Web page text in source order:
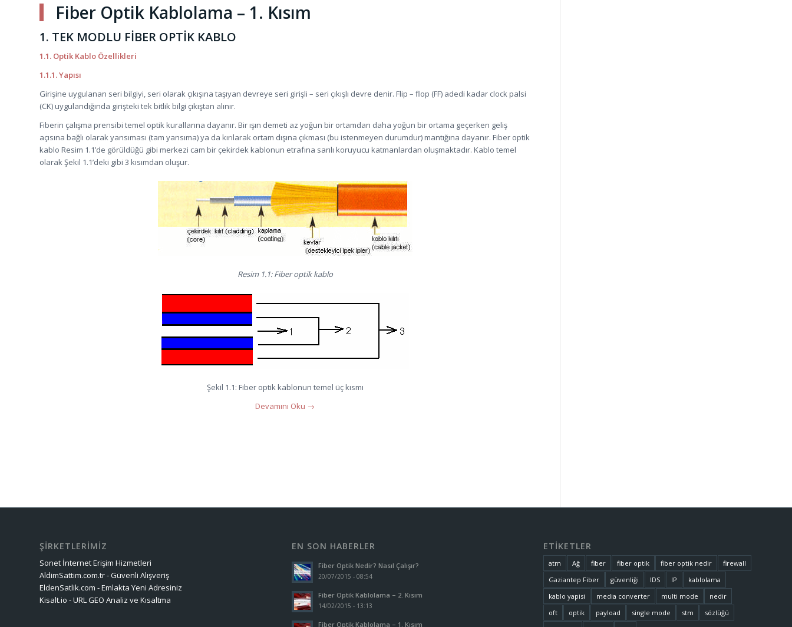
Fiber Optik Kablolama – 1. Kısım
1. TEK MODLU FİBER OPTİK KABLO
1.1. Optik Kablo Özellikleri
1.1.1. Yapısı
Girişine uygulanan seri bilgiyi, seri olarak çıkışına taşıyan devreye seri girişli – seri çıkışlı devre denir. Flip – flop (FF) adedi kadar clock palsi
(CK) uygulandığında girişteki tek bitlik bilgi çıkıştan alınır.
Fiberin çalışma prensibi temel optik kurallarına dayanır. Bir ışın demeti az yoğun bir ortamdan daha yoğun bir ortama geçerken geliş
açısına bağlı olarak yansıması (tam yansıma) ya da kırılarak ortam dışına çıkması (bu istenmeyen durumdur) mantığına dayanır. Fiber optik
kablo Resim 1.1’de görüldüğü gibi merkezi cam bir çekirdek kablonun etrafına sarılı koruyucu katmanlardan oluşmaktadır. Kablo temel
olarak Şekil 1.1’deki gibi 3 kısımdan oluşur.
Resim 1.1: Fiber optik kablo
Şekil 1.1: Fiber optik kablonun temel üç kısmı
Devamını Oku →
ŞİRKETLERİMİZ
Sonet İnternet Erişim Hizmetleri
AldimSattim.com.tr - Güvenli Alışveriş
EldenSatlik.com - Emlakta Yeni Adresiniz
Kisalt.io - URL GEO Analiz ve Kısaltma
EN SON HABERLER
Fiber Optik Nedir? Nasıl Çalışır?
20/07/2015 - 08:54
Fiber Optik Kablolama – 2. Kısım
14/02/2015 - 13:13
Fiber Optik Kablolama – 1. Kısım
ETİKETLER
atm Ağ fiber fiber optik fiber optik nedir
firewall
Gaziantep Fiber
güvenliği IDS IP
kablolama
kablo yapisi
media converter multi mode
nedir
oft
optik payload single mode stm
sözlüğü